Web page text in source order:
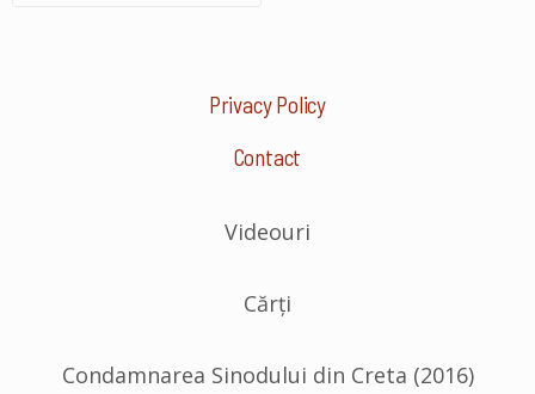
Privacy Policy
Contact
Videouri
Cărți
Condamnarea Sinodului din Creta (2016)